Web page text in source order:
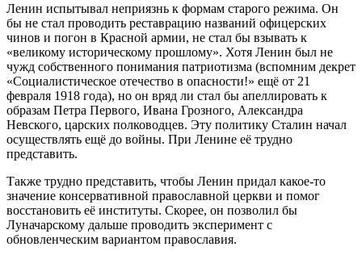
Ленин испытывал неприязнь к формам старого режима. Он
бы не стал проводить реставрацию названий офицерских
чинов и погон в Красной армии, не стал бы взывать к
«великому историческому прошлому». Хотя Ленин был не
чужд собственного понимания патриотизма (вспомним декрет
«Социалистическое отечество в опасности!» ещё от 21
февраля 1918 года), но он вряд ли стал бы апеллировать к
образам Петра Первого, Ивана Грозного, Александра
Невского, царских полководцев. Эту политику Сталин начал
осуществлять ещё до войны. При Ленине её трудно
представить.
Также трудно представить, чтобы Ленин придал какое-то
значение консервативной православной церкви и помог
восстановить её институты. Скорее, он позволил бы
Луначарскому дальше проводить эксперимент с
обновленческим вариантом православия.